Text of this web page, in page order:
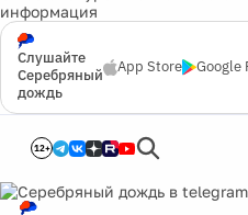
информация
Слушайте
Серебряный
дождь
App Store Google
12+